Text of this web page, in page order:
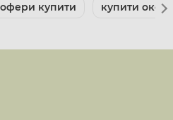
купити купити